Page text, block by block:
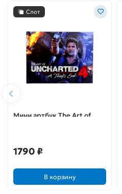
Слот
Мини артбук The Art of
1790 ₽
В корзину